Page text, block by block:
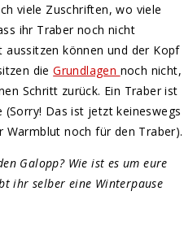
viele Zuschriften, wo viele
ihr Traber noch nicht
können und der Kopf
dieGrundlagen noch nicht,
Schritt zurück. Ein Traber ist
Das ist jetzt keineswegs
noch für den Traber).
Galopp? Wie ist es um eure
ihr selber eine Winterpause